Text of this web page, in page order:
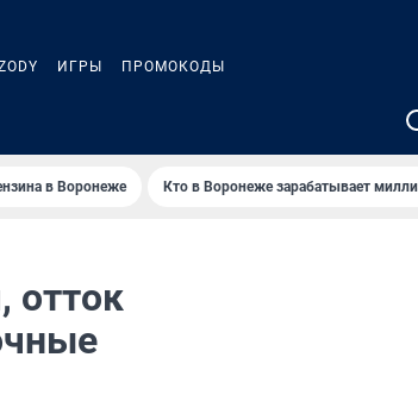
ИГРЫ ПРОМОКОДЫ
в Воронеже Кто в Воронеже зарабатывает
отток